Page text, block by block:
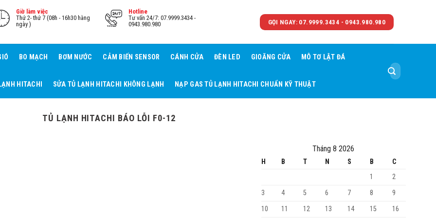
Giờ làm việc
Thứ 2- thứ 7 (08h - 16h30 hàng
ngày )
Hotline
Tư vấn 24/7: 07.9999.3434 -
0943.980.980
GỌI NGAY: 07.9999.3434 - 0943.980.980
BO MẠCH BƠM NƯỚC CẢM BIẾN SENSOR CÁNH CỬA ĐÈN LED GIOĂNG CỬA MÔ TƠ LẬT ĐÁ
HITACHI SỬA TỦ LẠNH HITACHI KHÔNG LẠNH NẠP GAS TỦ LẠNH HITACHI CHUẨN KỸ THUẬT
Tìm
kiếm:
TỦ LẠNH HITACHI BÁO LỖI F0-12
Tháng 8 2026
H B T N S B
C
1
2
3
4 5 6 7 8
9
10
11 12 13 14 15
16